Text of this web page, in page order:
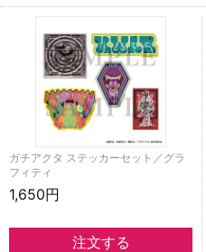
ガチアクタ ステッカーセット／グラ
フィティ
1,650円